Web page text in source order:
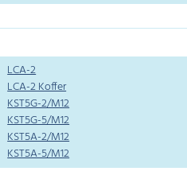
LCA-2
LCA-2 Koffer
KST5G-2/M12
KST5G-5/M12
KST5A-2/M12
KST5A-5/M12